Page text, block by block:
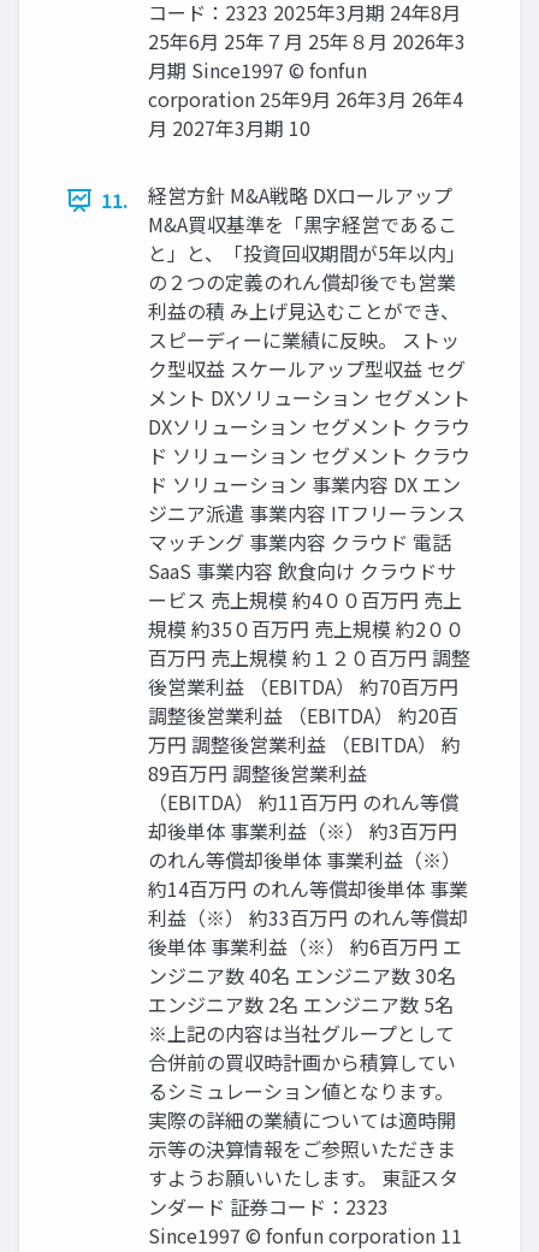
コード：2323 2025年3月期 24年8月
25年6月 25年７月 25年８月 2026年3
月期 Since1997 © fonfun
corporation 25年9月 26年3月 26年4
月 2027年3月期 10
11.
経営方針 M&A戦略 DXロールアップ
M&A買収基準を「黒字経営であるこ
と」と、「投資回収期間が5年以内」
の２つの定義のれん償却後でも営業
利益の積 み上げ見込むことができ、
スピーディーに業績に反映。 ストッ
ク型収益 スケールアップ型収益 セグ
メント DXソリューション セグメント
DXソリューション セグメント クラウ
ド ソリューション セグメント クラウ
ド ソリューション 事業内容 DX エン
ジニア派遣 事業内容 ITフリーランス
マッチング 事業内容 クラウド 電話
SaaS 事業内容 飲食向け クラウドサ
ービス 売上規模 約4００百万円 売上
規模 約35０百万円 売上規模 約2００
百万円 売上規模 約１２０百万円 調整
後営業利益 （EBITDA） 約70百万円
調整後営業利益 （EBITDA） 約20百
万円 調整後営業利益 （EBITDA） 約
89百万円 調整後営業利益
（EBITDA） 約11百万円 のれん等償
却後単体 事業利益（※） 約3百万円
のれん等償却後単体 事業利益（※）
約14百万円 のれん等償却後単体 事業
利益（※） 約33百万円 のれん等償却
後単体 事業利益（※） 約6百万円 エ
ンジニア数 40名 エンジニア数 30名
エンジニア数 2名 エンジニア数 5名
※上記の内容は当社グループとして
合併前の買収時計画から積算してい
るシミュレーション値となります。
実際の詳細の業績については適時開
示等の決算情報をご参照いただきま
すようお願いいたします。 東証スタ
ンダード 証券コード：2323
Since1997 © fonfun corporation 11